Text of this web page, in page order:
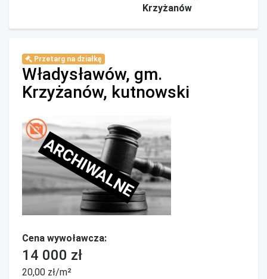
Krzyżanów
Przetarg na działkę
Władysławów, gm.
Krzyżanów, kutnowski
ARCHIWALNE
Cena wywoławcza:
14 000 zł
20,00 zł/m²